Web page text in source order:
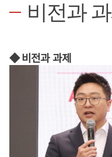
비전과
◆ 비전과 과제